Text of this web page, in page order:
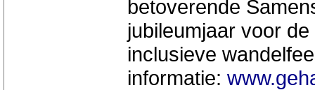
betoverende
jubileumjaar voor
inclusieve
informatie: